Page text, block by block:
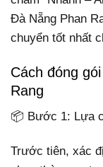
Đà Nẵng Phan
chuyển tốt nhất
Cách đóng
Rang
📦 Bước 1: Lựa
Trước tiên, xác